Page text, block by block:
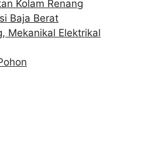
Kolam Renang
Baja Berat
Mekanikal Elektrikal